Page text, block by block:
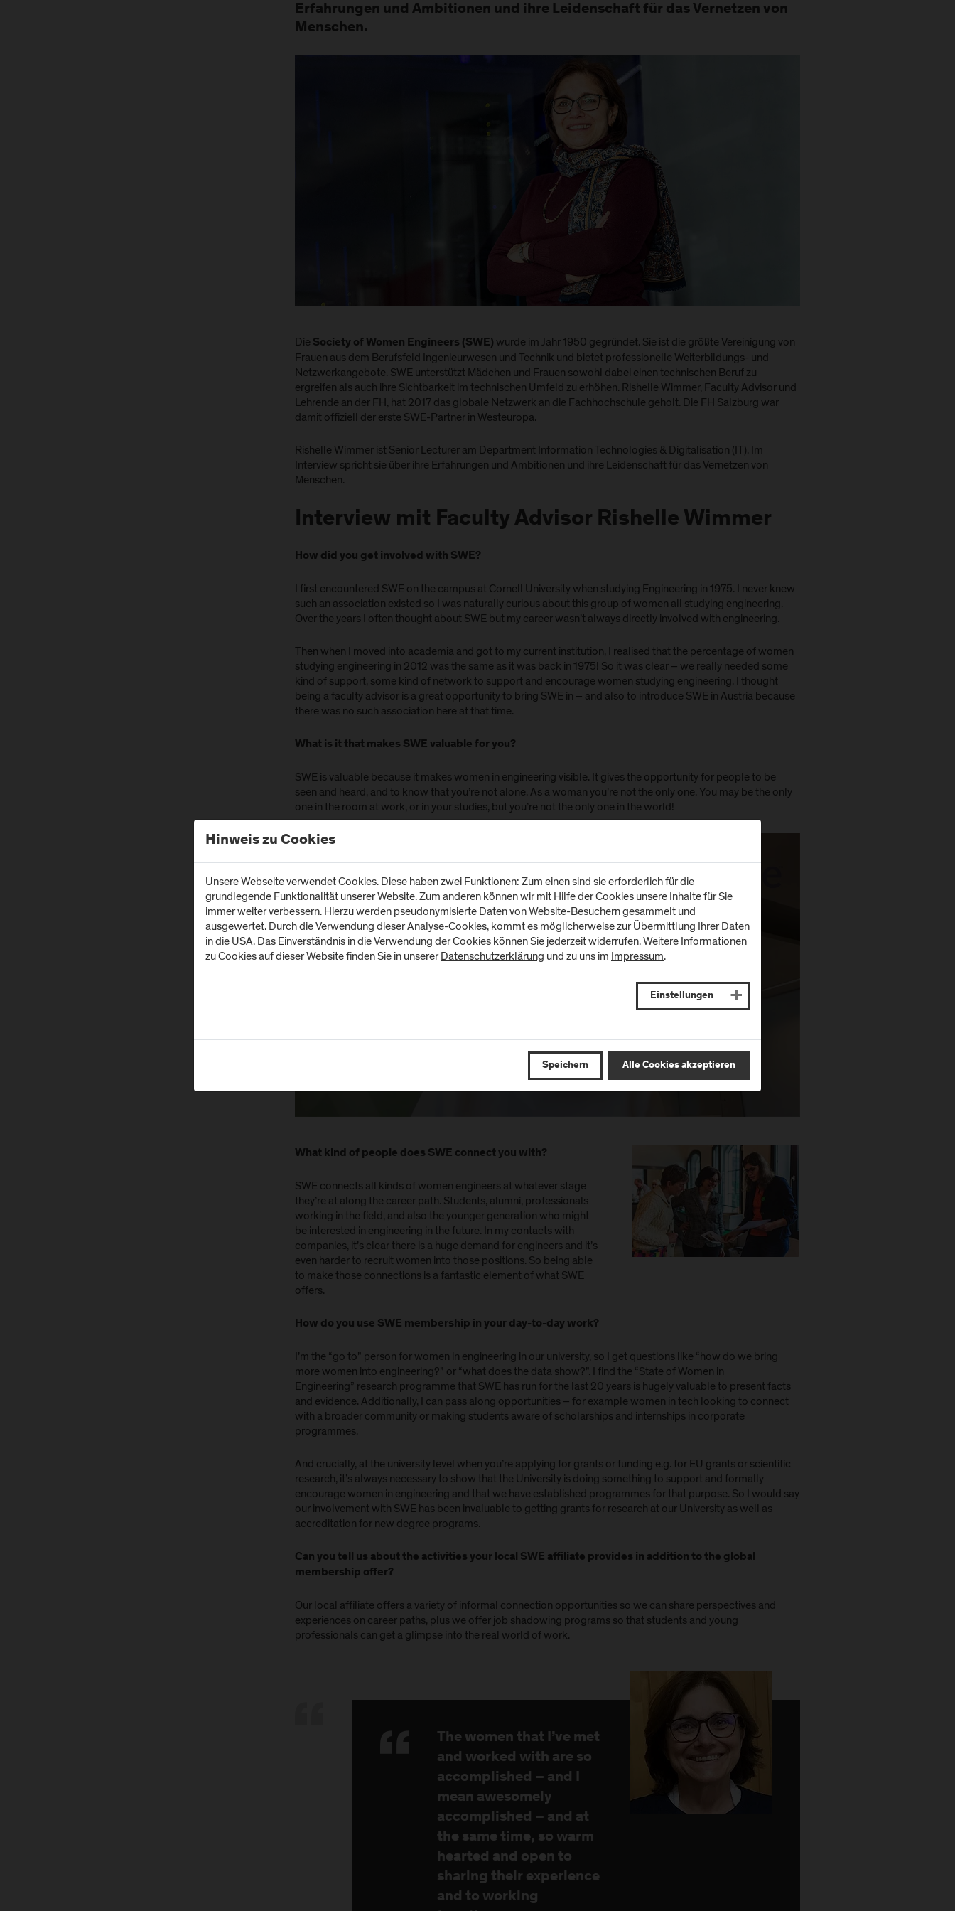
Erfahrungen und Ambitionen und ihre Leidenschaft für das Vernetzen von
Menschen.
Die Society of Women Engineers (SWE) wurde im Jahr 1950 gegründet. Sie ist die größte Vereinigung von
Frauen aus dem Berufsfeld Ingenieurwesen und Technik und bietet professionelle Weiterbildungs- und
Netzwerkangebote. SWE unterstützt Mädchen und Frauen sowohl dabei einen technischen Beruf zu
ergreifen als auch ihre Sichtbarkeit im technischen Umfeld zu erhöhen. Rishelle Wimmer, Faculty Advisor und
Lehrende an der FH, hat 2017 das globale Netzwerk an die Fachhochschule geholt. Die FH Salzburg war
damit offiziell der erste SWE-Partner in Westeuropa.
Rishelle Wimmer ist Senior Lecturer am Department Information Technologies & Digitalisation (IT). Im
Interview spricht sie über ihre Erfahrungen und Ambitionen und ihre Leidenschaft für das Vernetzen von
Menschen.
Interview mit Faculty Advisor Rishelle Wimmer
How did you get involved with SWE?
I first encountered SWE on the campus at Cornell University when studying Engineering in 1975. I never knew
such an association existed so I was naturally curious about this group of women all studying engineering.
Over the years I often thought about SWE but my career wasn’t always directly involved with engineering.
Then when I moved into academia and got to my current institution, I realised that the percentage of women
studying engineering in 2012 was the same as it was back in 1975! So it was clear – we really needed some
kind of support, some kind of network to support and encourage women studying engineering. I thought
being a faculty advisor is a great opportunity to bring SWE in – and also to introduce SWE in Austria because
there was no such association here at that time.
What is it that makes SWE valuable for you?
SWE is valuable because it makes women in engineering visible. It gives the opportunity for people to be
seen and heard, and to know that you’re not alone. As a woman you’re not the only one. You may be the only
one in the room at work, or in your studies, but you’re not the only one in the world!
Wir möchten Sie darauf hinweisen, dass nach der Aktivierung
u.U. Daten an Dritte übermittelt werden. Weitere Infos finden
Sie in unserer
What kind of people does SWE connect you with?
SWE connects all kinds of women engineers at whatever stage
they’re at along the career path. Students, alumni, professionals
working in the field, and also the younger generation who might
be interested in engineering in the future. In my contacts with
companies, it’s clear there is a huge demand for engineers and it’s
even harder to recruit women into those positions. So being able
to make those connections is a fantastic element of what SWE
offers.
How do you use SWE membership in your day-to-day work?
I’m the “go to” person for women in engineering in our university, so I get questions like “how do we bring
more women into engineering?” or “what does the data show?”. I find the “State of Women in
Engineering” research programme that SWE has run for the last 20 years is hugely valuable to present facts
and evidence. Additionally, I can pass along opportunities – for example women in tech looking to connect
with a broader community or making students aware of scholarships and internships in corporate
programmes.
And crucially, at the university level when you’re applying for grants or funding e.g. for EU grants or scientific
research, it’s always necessary to show that the University is doing something to support and formally
encourage women in engineering and that we have established programmes for that purpose. So I would say
our involvement with SWE has been invaluable to getting grants for research at our University as well as
accreditation for new degree programs.
Can you tell us about the activities your local SWE affiliate provides in addition to the global
membership offer?
Our local affiliate offers a variety of informal connection opportunities so we can share perspectives and
experiences on career paths, plus we offer job shadowing programs so that students and young
professionals can get a glimpse into the real world of work.
The women that I’ve met
and worked with are so
accomplished – and I
mean awesomely
accomplished – and at
the same time, so warm
hearted and open to
sharing their experience
and to working
Hinweis zu Cookies
Unsere Webseite verwendet Cookies. Diese haben zwei Funktionen: Zum einen sind sie erforderlich für die
grundlegende Funktionalität unserer Website. Zum anderen können wir mit Hilfe der Cookies unsere Inhalte für Sie
immer weiter verbessern. Hierzu werden pseudonymisierte Daten von Website-Besuchern gesammelt und
ausgewertet. Durch die Verwendung dieser Analyse-Cookies, kommt es möglicherweise zur Übermittlung Ihrer Daten
in die USA. Das Einverständnis in die Verwendung der Cookies können Sie jederzeit widerrufen. Weitere Informationen
zu Cookies auf dieser Website finden Sie in unsererDatenschutzerklärung und zu uns im Impressum.
Einstellungen
Speichern Alle Cookies akzeptieren